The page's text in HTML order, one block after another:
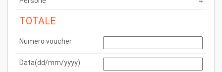
TOTALE
Numero voucher
Data(dd/mm/yyyy)